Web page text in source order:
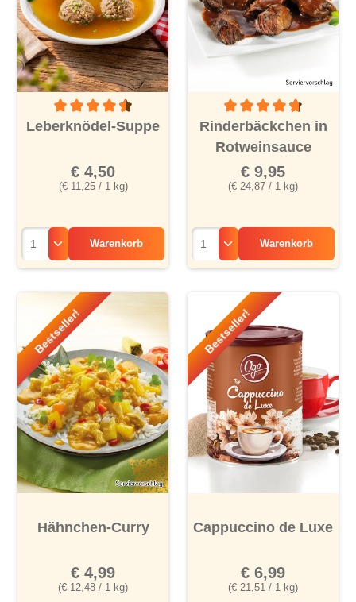
Durchschnittliche Bewertung von 4.5 von 5 Sternen
Leberknödel-Suppe
(€ 11,25 / 1 kg)
€ 4,50
Warenkorb
Durchschnittliche
Rinderbäckchen in
Rotweinsauce
(€ 24,87 / 1 kg)
€ 9,95
Warenkorb
Bestseller!
Hähnchen-Curry
(€ 12,48 / 1 kg)
€ 4,99
Bestseller!
Cappuccino de Luxe
(€ 21,51 / 1 kg)
€ 6,99